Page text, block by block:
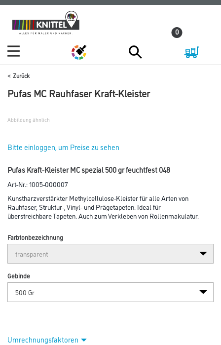
Zum
Inhalt
Zum
Navigationsmenü
0
Zurück
Pufas MC Rauhfaser Kraft-Kleister
Abbildung ähnlich
Bitte einloggen, um Preise zu sehen
Pufas Kraft-Kleister MC spezial 500 gr feuchtfest 048
Art-Nr.:1005-000007
Kunstharzverstärkter Methylcellulose-Kleister für alle Arten von
Rauhfaser, Struktur-, Vinyl- und Prägetapeten. Ideal für
überstreichbare Tapeten. Auch zum Verkleben von Rollenmakulatur.
Farbtonbezeichnung
Gebinde
Umrechnungsfaktoren